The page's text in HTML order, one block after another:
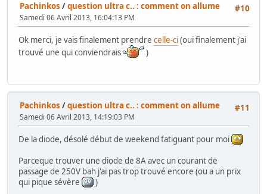
#10
Pachinkos /question ultra c.. : comment on allume
Samedi 06 Avril 2013, 16:04:13 PM
Ok merci, je vais finalement prendre celle-ci(oui finalement j'ai
trouvé une qui conviendrais
)
#11
Pachinkos /question ultra c.. : comment on allume
Samedi 06 Avril 2013, 14:19:03 PM
De la diode, désolé début de weekend fatiguant pour moi
Parceque trouver une diode de 8A avec un courant de
passage de 250V bah j'ai pas trop trouvé encore (ou a un prix
qui pique sévère
)